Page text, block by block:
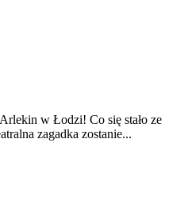
w Łodzi! Co się stało ze
zagadka zostanie...